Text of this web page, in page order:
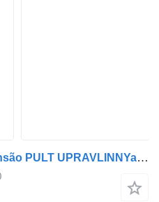
Controlo remoto da suspensão PULT UPRAVLINNYa ECAS DAF EURO 5/6 4460562500 para camião tractor DAF EURO 5/6